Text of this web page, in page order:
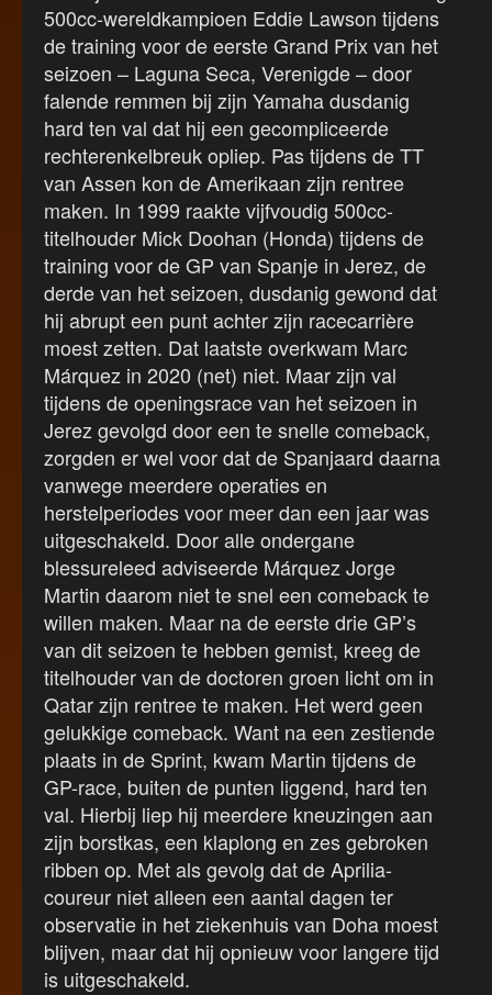
500cc-wereldkampioen Eddie Lawson tijdens
de training voor de eerste Grand Prix van het
seizoen – Laguna Seca, Verenigde – door
falende remmen bij zijn Yamaha dusdanig
hard ten val dat hij een gecompliceerde
rechterenkelbreuk opliep. Pas tijdens de TT
van Assen kon de Amerikaan zijn rentree
maken. In 1999 raakte vijfvoudig 500cc-
titelhouder Mick Doohan (Honda) tijdens de
training voor de GP van Spanje in Jerez, de
derde van het seizoen, dusdanig gewond dat
hij abrupt een punt achter zijn racecarrière
moest zetten. Dat laatste overkwam Marc
Márquez in 2020 (net) niet. Maar zijn val
tijdens de openingsrace van het seizoen in
Jerez gevolgd door een te snelle comeback,
zorgden er wel voor dat de Spanjaard daarna
vanwege meerdere operaties en
herstelperiodes voor meer dan een jaar was
uitgeschakeld. Door alle ondergane
blessureleed adviseerde Márquez Jorge
Martin daarom niet te snel een comeback te
willen maken. Maar na de eerste drie GP’s
van dit seizoen te hebben gemist, kreeg de
titelhouder van de doctoren groen licht om in
Qatar zijn rentree te maken. Het werd geen
gelukkige comeback. Want na een zestiende
plaats in de Sprint, kwam Martin tijdens de
GP-race, buiten de punten liggend, hard ten
val. Hierbij liep hij meerdere kneuzingen aan
zijn borstkas, een klaplong en zes gebroken
ribben op. Met als gevolg dat de Aprilia-
coureur niet alleen een aantal dagen ter
observatie in het ziekenhuis van Doha moest
blijven, maar dat hij opnieuw voor langere tijd
is uitgeschakeld.